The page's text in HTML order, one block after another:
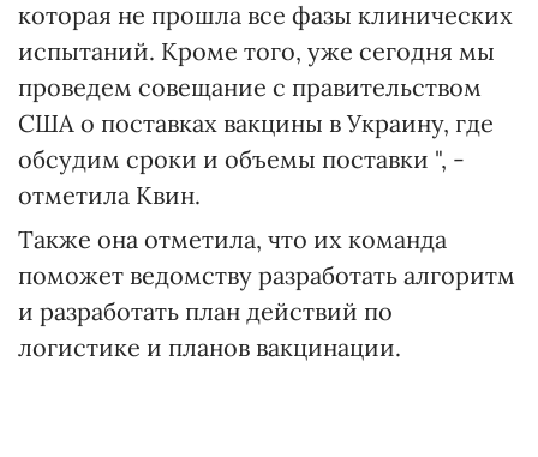
которая не прошла все фазы клинических
испытаний. Кроме того, уже сегодня мы
проведем совещание с правительством
США о поставках вакцины в Украину, где
обсудим сроки и объемы поставки ", -
отметила Квин.
Также она отметила, что их команда
поможет ведомству разработать алгоритм
и разработать план действий по
логистике и планов вакцинации.